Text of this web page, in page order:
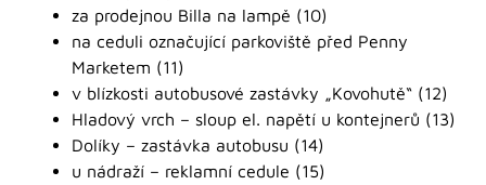
za prodejnou Billa na lampě (10)
na ceduli označující parkoviště před Penny
Marketem (11)
v blízkosti autobusové zastávky „Kovohutě“ (12)
Hladový vrch – sloup el. napětí u kontejnerů (13)
Dolíky – zastávka autobusu (14)
u nádraží – reklamní cedule (15)